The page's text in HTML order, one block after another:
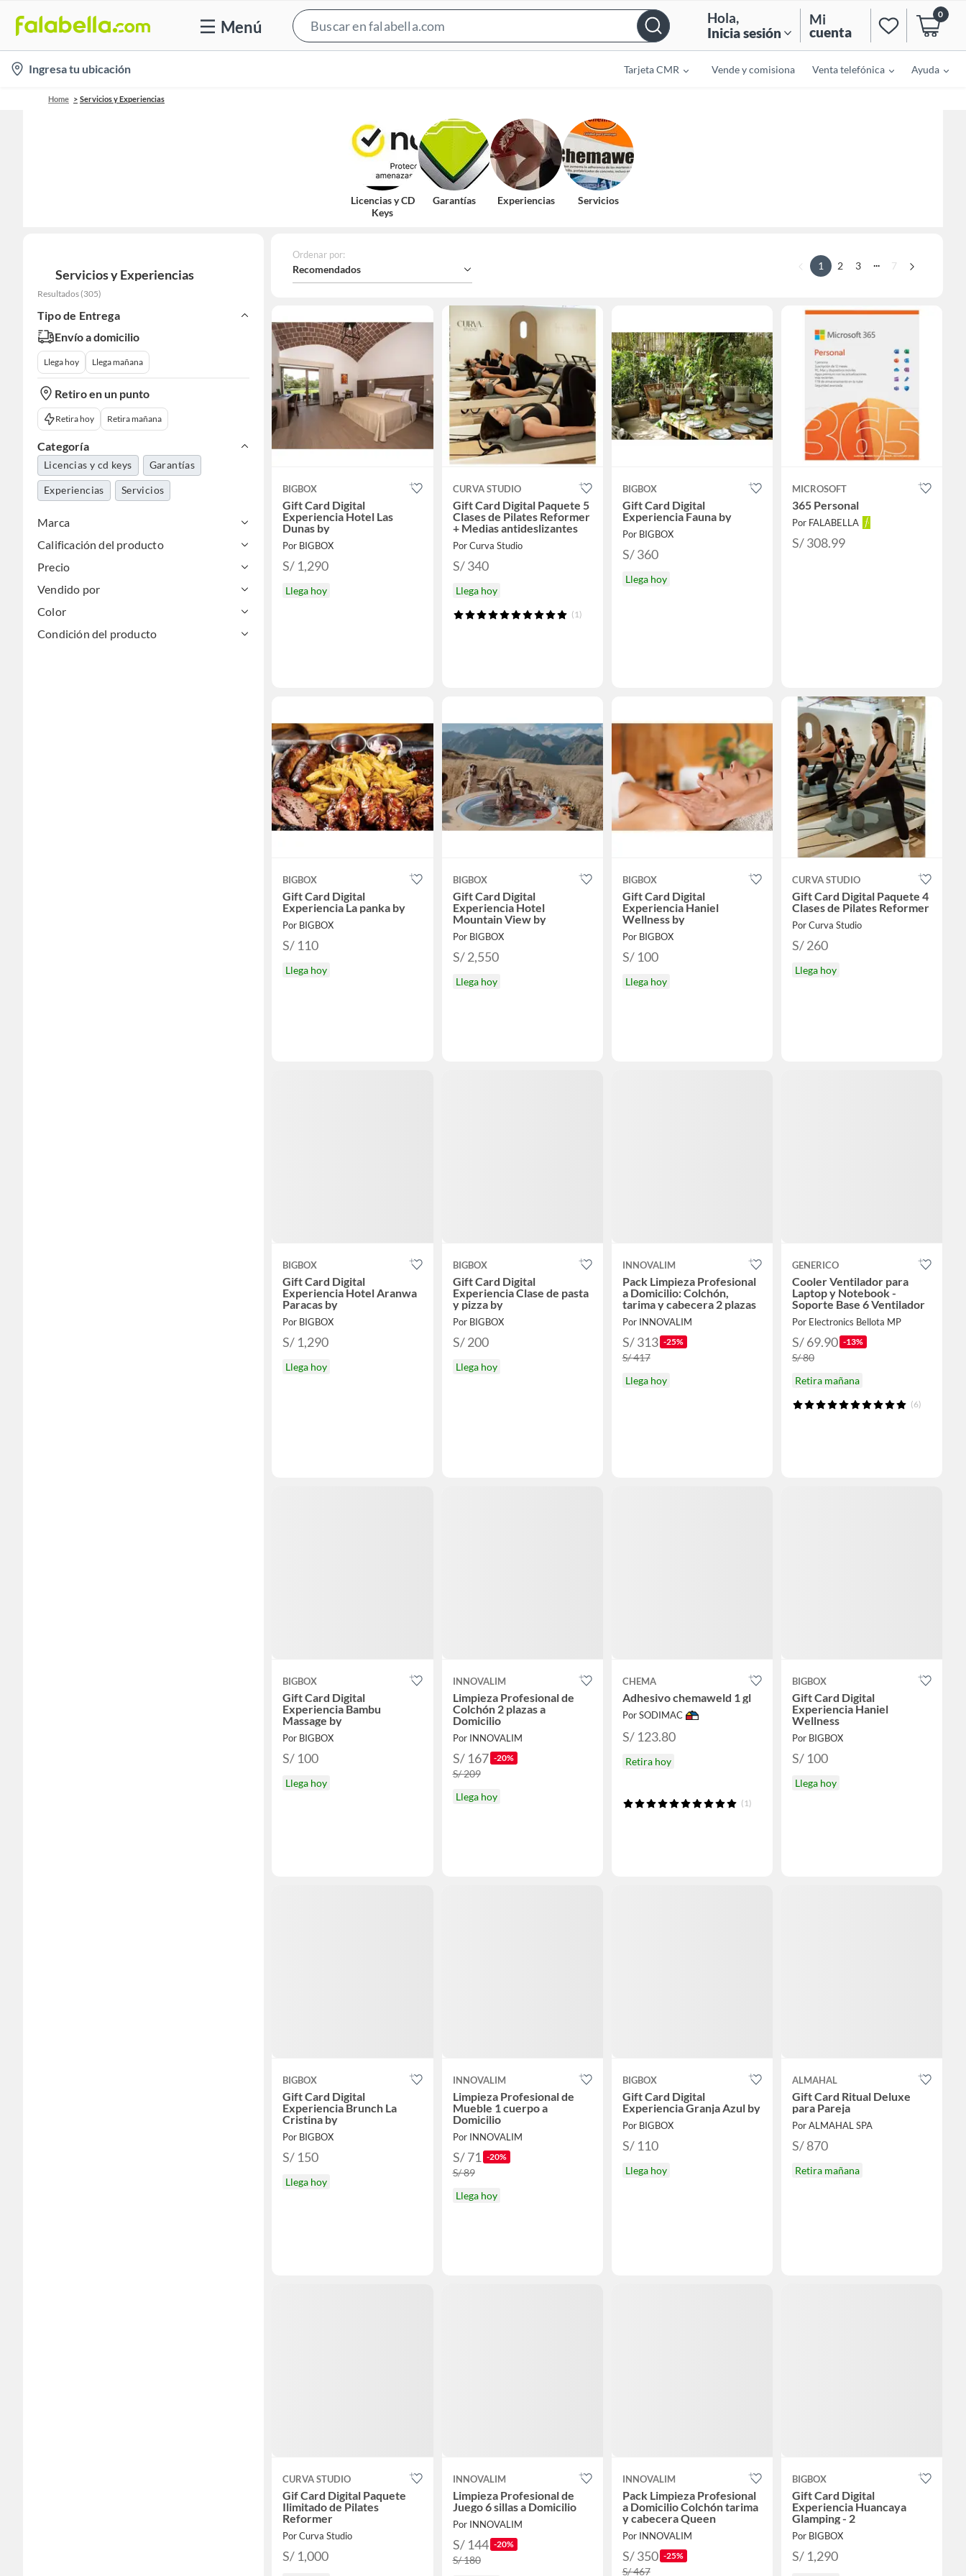
Menú
Bar
Hola,
Inicia sesión
Mi
cuenta
0
location-
icon
Ingresa tu ubicación Tarjeta CMR Vende y comisiona Venta telefónica Ayuda
Home Servicios y Experiencias
Licencias y CD
Keys
Garantías Experiencias Servicios
Servicios y Experiencias
Resultados (305)
Tipo de Entrega
Envío a domicilio
Llega hoy Llega mañana
Retiro en un punto
Retira hoy Retira mañana
Categoría
Licencias y cd keys Garantías
Experiencias Servicios
Marca
Calificación del producto
Precio
Vendido por
Color
Condición del producto
Ordenar por:
Recomendados 1 2 3 ... 7
BIGBOX
Gift Card Digital
Experiencia Hotel Las
Dunas by
Por BIGBOX
S/ 1,290
Llega hoy
CURVA STUDIO
Gift Card Digital Paquete 5
Clases de Pilates Reformer
+ Medias antideslizantes
Por Curva Studio
S/ 340
Llega hoy
(1)
BIGBOX
Gift Card Digital
Experiencia Fauna by
Por BIGBOX
S/ 360
Llega hoy
MICROSOFT
365 Personal
Por FALABELLA
S/ 308.99
BIGBOX
Gift Card Digital
Experiencia La panka by
Por BIGBOX
S/ 110
Llega hoy
BIGBOX
Gift Card Digital
Experiencia Hotel
Mountain View by
Por BIGBOX
S/ 2,550
Llega hoy
BIGBOX
Gift Card Digital
Experiencia Haniel
Wellness by
Por BIGBOX
S/ 100
Llega hoy
CURVA STUDIO
Gift Card Digital Paquete 4
Clases de Pilates Reformer
Por Curva Studio
S/ 260
Llega hoy
BIGBOX
Gift Card Digital
Experiencia Hotel Aranwa
Paracas by
Por BIGBOX
S/ 1,290
Llega hoy
BIGBOX
Gift Card Digital
Experiencia Clase de pasta
y pizza by
Por BIGBOX
S/ 200
Llega hoy
INNOVALIM
Pack Limpieza Profesional
a Domicilio: Colchón,
tarima y cabecera 2 plazas
Por INNOVALIM
S/ 313 -25%
S/ 417
Llega hoy
GENERICO
Cooler Ventilador para
Laptop y Notebook -
Soporte Base 6 Ventilador
Por Electronics Bellota MP
S/ 69.90 -13%
S/ 80
Retira mañana
(6)
BIGBOX
Gift Card Digital
Experiencia Bambu
Massage by
Por BIGBOX
S/ 100
Llega hoy
INNOVALIM
Limpieza Profesional de
Colchón 2 plazas a
Domicilio
Por INNOVALIM
S/ 167 -20%
S/ 209
Llega hoy
CHEMA
Adhesivo chemaweld 1 gl
Por SODIMAC
S/ 123.80
Retira hoy
(1)
BIGBOX
Gift Card Digital
Experiencia Haniel
Wellness
Por BIGBOX
S/ 100
Llega hoy
BIGBOX
Gift Card Digital
Experiencia Brunch La
Cristina by
Por BIGBOX
S/ 150
Llega hoy
INNOVALIM
Limpieza Profesional de
Mueble 1 cuerpo a
Domicilio
Por INNOVALIM
S/ 71 -20%
S/ 89
Llega hoy
BIGBOX
Gift Card Digital
Experiencia Granja Azul by
Por BIGBOX
S/ 110
Llega hoy
ALMAHAL
Gift Card Ritual Deluxe
para Pareja
Por ALMAHAL SPA
S/ 870
Retira mañana
CURVA STUDIO
Gif Card Digital Paquete
Ilimitado de Pilates
Reformer
Por Curva Studio
S/ 1,000
INNOVALIM
Limpieza Profesional de
Juego 6 sillas a Domicilio
Por INNOVALIM
S/ 144 -20%
S/ 180
INNOVALIM
Pack Limpieza Profesional
a Domicilio Colchón tarima
y cabecera Queen
Por INNOVALIM
S/ 350 -25%
S/ 467
BIGBOX
Gift Card Digital
Experiencia Huancaya
Glamping - 2
Por BIGBOX
S/ 1,290